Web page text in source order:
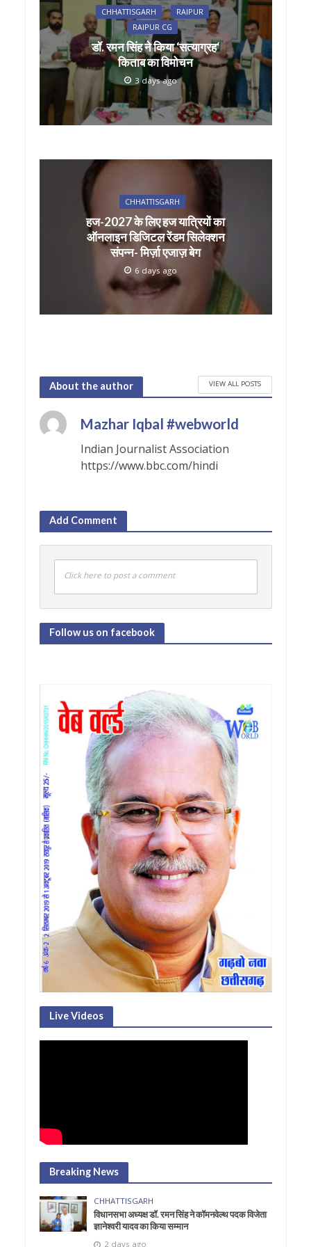
CHHATTISGARH
RAIPUR
RAIPUR CG
डॉ. रमन सिंह ने किया ‘सत्याग्रह‘
किताब का विमोचन
3 days ago
CHHATTISGARH
हज-2027 के लिए हज यात्रियों का
ऑनलाइन डिजिटल रेंडम सिलेक्शन
संपन्न- मिर्ज़ा एजाज़ बेग
6 days ago
About the author VIEW ALL POSTS
Mazhar Iqbal #webworld
Indian Journalist Association
https://www.bbc.com/hindi
Add Comment
Click here to post a comment
Follow us on facebook
Live Videos
Breaking News
CHHATTISGARH
विधानसभा अध्यक्ष डॉ. रमन सिंह ने कॉमनवेल्थ पदक विजेता
ज्ञानेश्वरी यादव का किया सम्मान
2 days ago